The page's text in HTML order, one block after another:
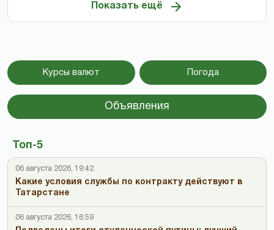
Показать ещё
Курсы валют Погода
Объявления
Топ-5
06 августа 2026, 19:42
Какие условия службы по контракту действуют в
Татарстане
06 августа 2026, 16:59